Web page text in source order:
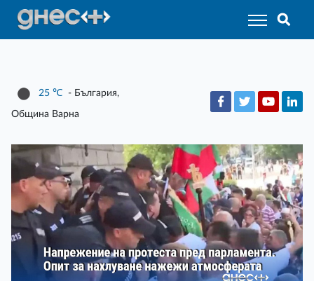
25 ℃ - България,
Община Варна